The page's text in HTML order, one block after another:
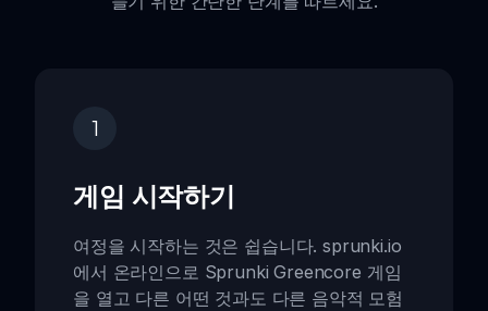
1
게임 시작하기
여정을 시작하는 것은 쉽습니다. sprunki.io
에서 온라인으로 Sprunki Greencore 게임
을 열고 다른 어떤 것과도 다른 음악적 모험